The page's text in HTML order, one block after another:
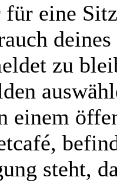
für eine
zu
einem
steht,